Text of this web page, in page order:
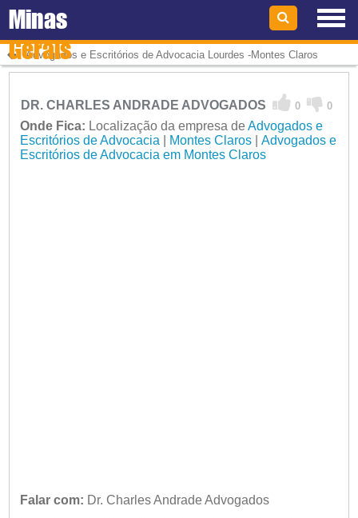
Minas
Gerais
Advogados e Escritórios de Advocacia Lourdes -Montes Claros
DR. CHARLES ANDRADE ADVOGADOS 0 0
Onde Fica: Localização da empresa deAdvogados e
Escritórios de Advocacia
Montes Claros| Advogados e
Escritórios de Advocacia em Montes Claros
Falar com: Dr. Charles Andrade Advogados